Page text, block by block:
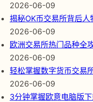
2026-06-09
揭秘OK币交易所背后
2026-06-09
欧洲交易所热门品种全
2026-06-09
轻松掌握数字货币交易
2026-06-09
3分钟掌握欧意电脑版下